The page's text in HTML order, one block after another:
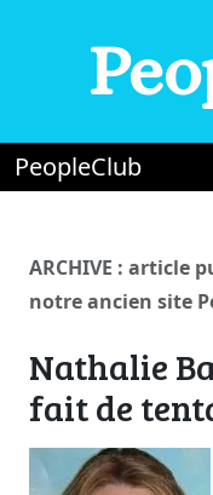
PeopleClub
ARCHIVE : article
notre ancien site
Nathalie
fait de